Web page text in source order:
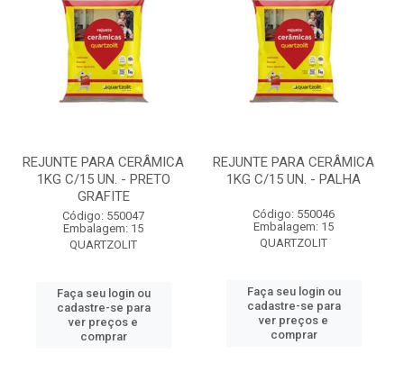
REJUNTE PARA CERÂMICA
1KG C/15 UN. - PRETO
GRAFITE
Código: 550047
Embalagem: 15
QUARTZOLIT
Faça seu login ou
cadastre-se para
ver preços e
comprar
REJUNTE PARA CERÂMICA
1KG C/15 UN. - PALHA
Código: 550046
Embalagem: 15
QUARTZOLIT
Faça seu login ou
cadastre-se para
ver preços e
comprar